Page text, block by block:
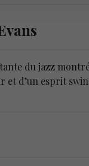
du jazz
d’un esprit